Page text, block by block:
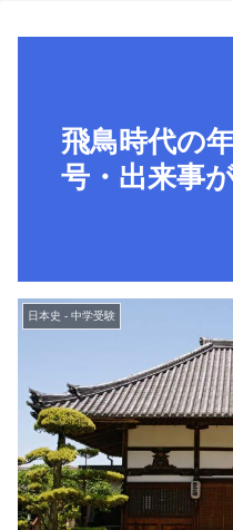
飛鳥時代の
号・出来事
日本史 - 中学受験